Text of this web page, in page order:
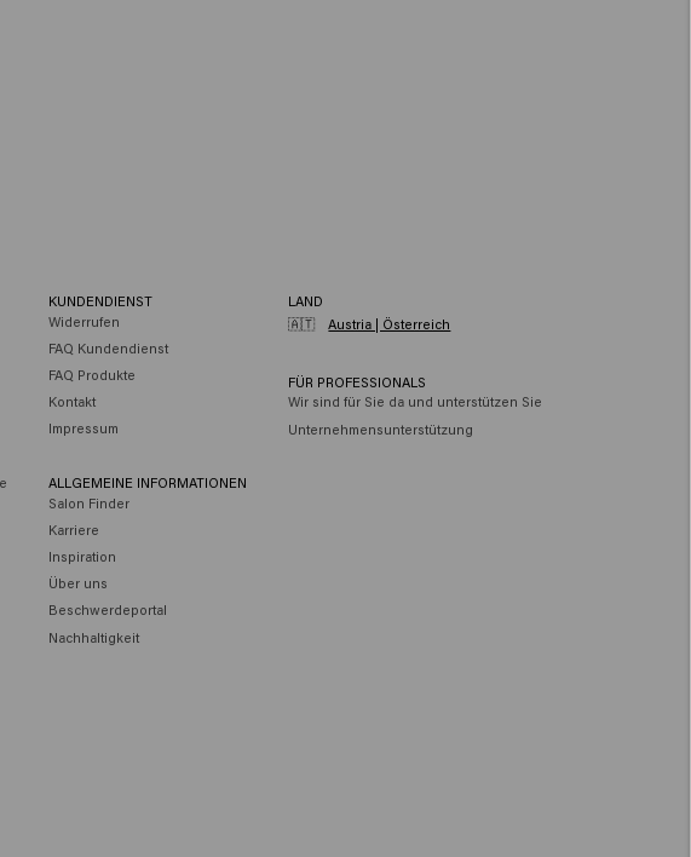
KUNDENDIENST
Widerrufen
FAQ Kundendienst
FAQ Produkte
Kontakt
Impressum
ALLGEMEINE INFORMATIONEN
Salon Finder
Karriere
Inspiration
Über uns
Beschwerdeportal
Nachhaltigkeit
LAND
🇦🇹
Austria | Österreich
FÜR PROFESSIONALS
Wir sind für Sie da und unterstützen Sie
Unternehmensunterstützung